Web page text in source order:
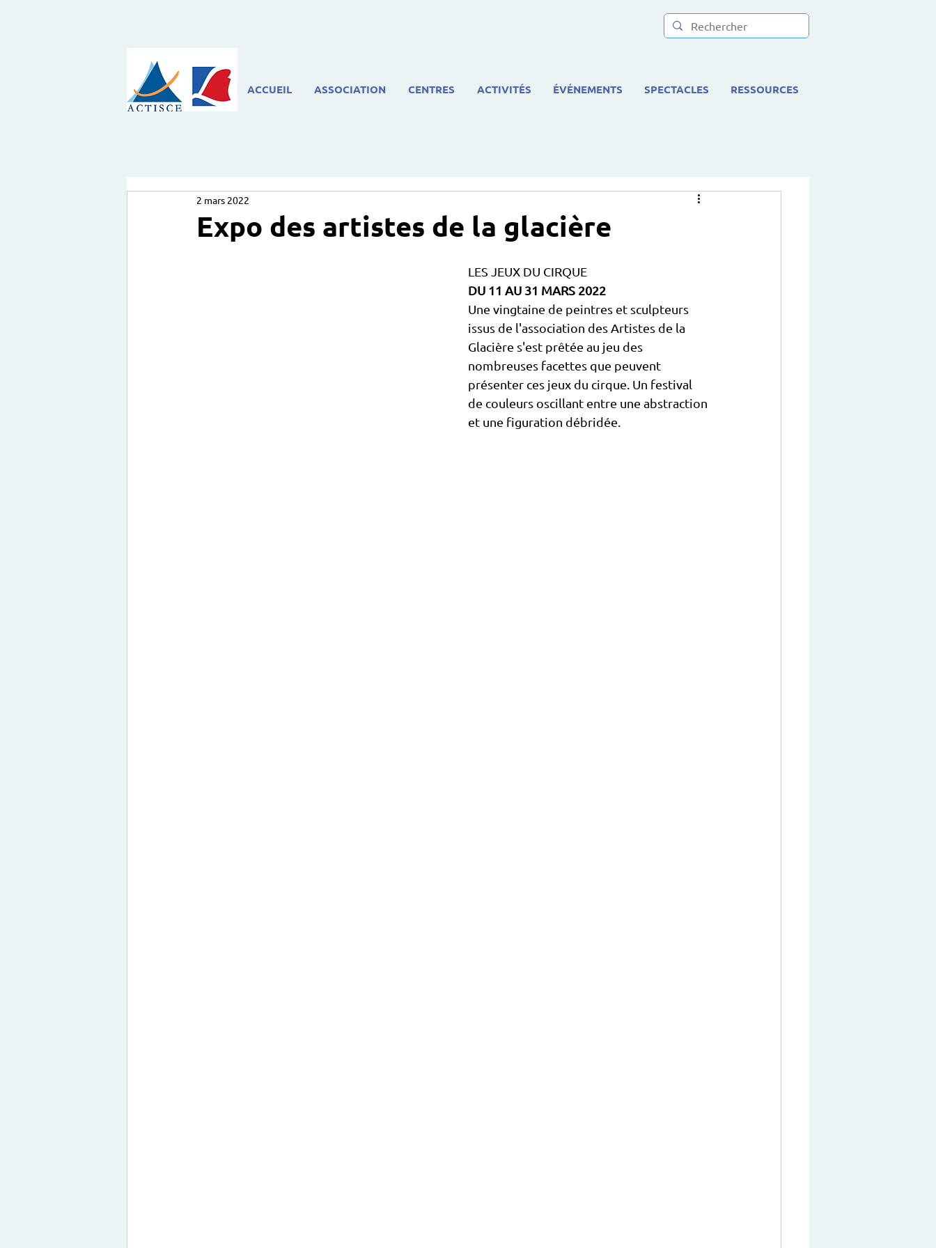
ACCUEIL ASSOCIATION CENTRES ACTIVITÉS ÉVÉNEMENTS SPECTACLES RESSOURCES
Expo des artistes de la glacière
2 mars 2022
LES JEUX DU CIRQUE
DU 11 AU 31 MARS 2022
Une vingtaine de peintres et sculpteurs
issus de l'association des Artistes de la
Glacière s'est prêtée au jeu des
nombreuses facettes que peuvent
présenter ces jeux du cirque. Un festival
de couleurs oscillant entre une abstraction
et une figuration débridée.